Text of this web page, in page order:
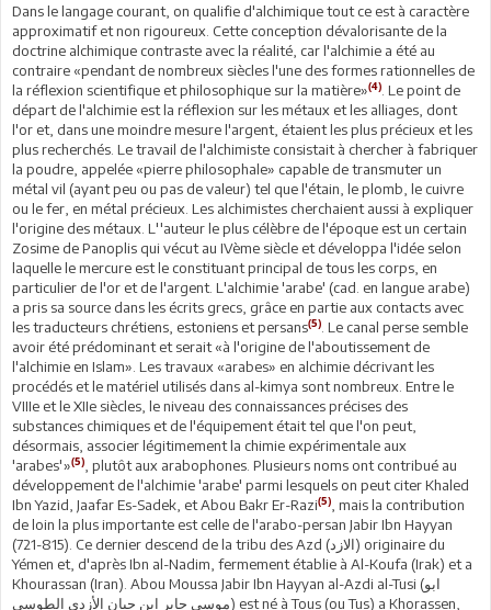
Dans le langage courant, on qualifie d'alchimique tout ce est à caractère
approximatif et non rigoureux. Cette conception dévalorisante de la
doctrine alchimique contraste avec la réalité, car l'alchimie a été au
contraire «pendant de nombreux siècles l'une des formes rationnelles de
la réflexion scientifique et philosophique sur la matière»(4) . Le point de
départ de l'alchimie est la réflexion sur les métaux et les alliages, dont
l'or et, dans une moindre mesure l'argent, étaient les plus précieux et les
plus recherchés. Le travail de l'alchimiste consistait à chercher à fabriquer
la poudre, appelée «pierre philosophale» capable de transmuter un
métal vil (ayant peu ou pas de valeur) tel que l'étain, le plomb, le cuivre
ou le fer, en métal précieux. Les alchimistes cherchaient aussi à expliquer
l'origine des métaux. L''auteur le plus célèbre de l'époque est un certain
Zosime de Panoplis qui vécut au IVème siècle et développa l'idée selon
laquelle le mercure est le constituant principal de tous les corps, en
particulier de l'or et de l'argent. L'alchimie 'arabe' (cad. en langue arabe)
a pris sa source dans les écrits grecs, grâce en partie aux contacts avec
les traducteurs chrétiens, estoniens et persans(5) . Le canal perse semble
avoir été prédominant et serait «à l'origine de l'aboutissement de
l'alchimie en Islam». Les travaux «arabes» en alchimie décrivant les
procédés et le matériel utilisés dans al-kimya sont nombreux. Entre le
VIIIe et le XIIe siècles, le niveau des connaissances précises des
substances chimiques et de l'équipement était tel que l'on peut,
désormais, associer légitimement la chimie expérimentale aux
'arabes'»(5)
, plutôt aux arabophones. Plusieurs noms ont contribué au
développement de l'alchimie 'arabe' parmi lesquels on peut citer Khaled
Ibn Yazid, Jaafar Es-Sadek, et Abou Bakr Er-Razi(5)
, mais la contribution
de loin la plus importante est celle de l'arabo-persan Jabir Ibn Hayyan
(721-815). Ce dernier descend de la tribu des Azd (الازد) originaire du
Yémen et, d'après Ibn al-Nadim, fermement établie à Al-Koufa (Irak) et a
Khourassan (Iran). Abou Moussa Jabir Ibn Hayyan al-Azdi al-Tusi (ابو
موسى جابر ابن حيان الأزدي الطوسي) est né à Tous (ou Tus) a Khorassen,